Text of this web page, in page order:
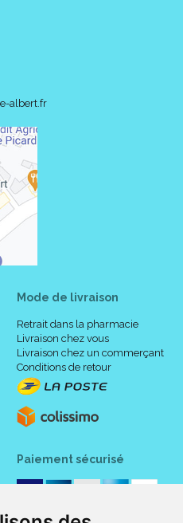
albert.fr
Mode de livraison
Retrait dans la pharmacie
Livraison chez vous
Livraison chez un commerçant
Conditions de retour
Paiement sécurisé